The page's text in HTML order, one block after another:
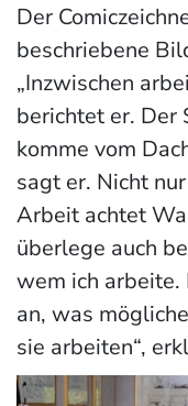
Der
beschriebene
„Inzwischen
berichtet er. Der
komme vom
sagt er. Nicht
Arbeit achtet
überlege auch
wem ich arbeite.
an, was
sie arbeiten“,